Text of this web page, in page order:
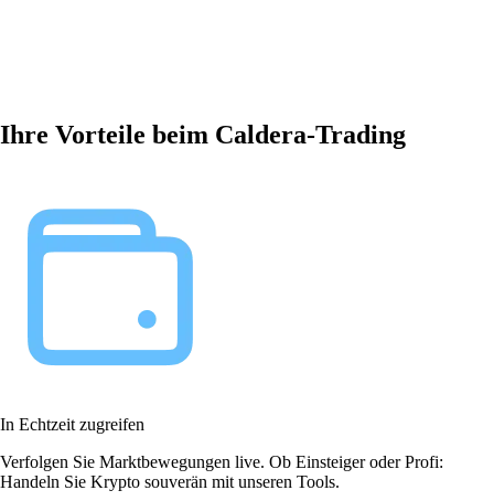
Ihre Vorteile beim Caldera-Trading
In Echtzeit zugreifen
Verfolgen Sie Marktbewegungen live. Ob Einsteiger oder Profi:
Handeln Sie Krypto souverän mit unseren Tools.